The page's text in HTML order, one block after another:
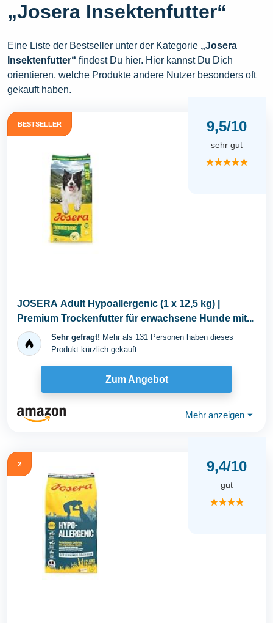
„Josera Insektenfutter“
Eine Liste der Bestseller unter der Kategorie „Josera
Insektenfutter“ findest Du hier. Hier kannst Du Dich
orientieren, welche Produkte andere Nutzer besonders oft
gekauft haben.
BESTSELLER 9,5/10
sehr gut
★★★★★
JOSERA Adult Hypoallergenic (1 x 12,5 kg) |
Premium Trockenfutter für erwachsene Hunde mit...
Sehr gefragt! Mehr als 131 Personen haben dieses
Produkt kürzlich gekauft.
Zum Angebot
Mehr anzeigen ⏷
2 9,4/10
gut
★★★★